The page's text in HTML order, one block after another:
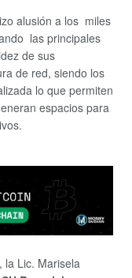
alusión a los miles
las principales
de sus
de red, siendo los
lo que permiten
espacios para
la Lic. Marisela